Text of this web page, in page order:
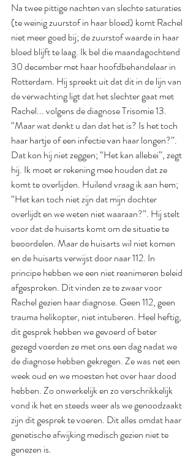
Na twee pittige nachten van slechte saturaties
(te weinig zuurstof in haar bloed) komt Rachel
niet meer goed bij; de zuurstof waarde in haar
bloed blijft te laag. Ik bel die maandagochtend
30 december met haar hoofdbehandelaar in
Rotterdam. Hij spreekt uit dat dit in de lijn van
de verwachting ligt dat het slechter gaat met
Rachel... volgens de diagnose Trisomie 13.
“Maar wat denkt u dan dat het is? Is het toch
haar hartje of een infectie van haar longen?”.
Dat kon hij niet zeggen; “Het kan allebei”, zegt
hij. Ik moet er rekening mee houden dat ze
komt te overlijden. Huilend vraag ik aan hem;
“Het kan toch niet zijn dat mijn dochter
overlijdt en we weten niet waaraan?”. Hij stelt
voor dat de huisarts komt om de situatie te
beoordelen. Maar de huisarts wil niet komen
en de huisarts verwijst door naar 112. In
principe hebben we een niet reanimeren beleid
afgesproken. Dit vinden ze te zwaar voor
Rachel gezien haar diagnose. Geen 112, geen
trauma helikopter, niet intuberen. Heel heftig,
dit gesprek hebben we gevoerd of beter
gezegd voerden ze met ons een dag nadat we
de diagnose hebben gekregen. Ze was net een
week oud en we moesten het over haar dood
hebben. Zo onwerkelijk en zo verschrikkelijk
vond ik het en steeds weer als we genoodzaakt
zijn dit gesprek te voeren. Dit alles omdat haar
genetische afwijking medisch gezien niet te
genezen is.